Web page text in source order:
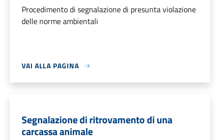
Procedimento di segnalazione di presunta violazione
delle norme ambientali
VAI ALLA PAGINA
Segnalazione di ritrovamento di una
carcassa animale